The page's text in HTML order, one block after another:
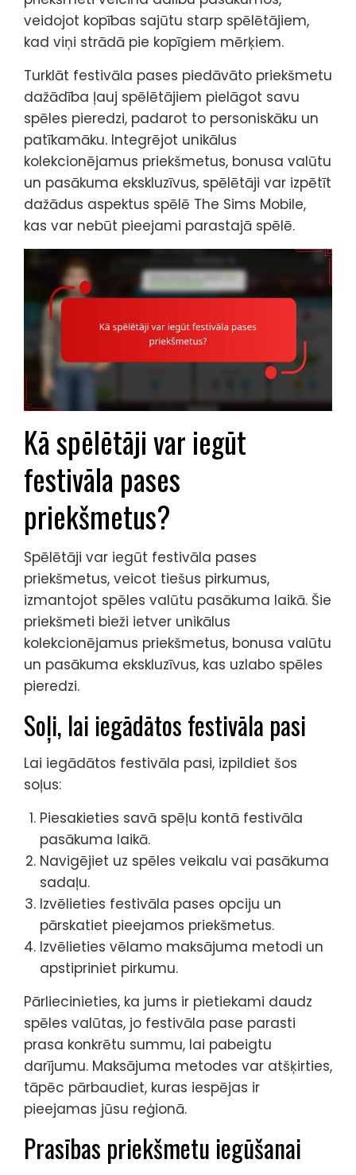
veidojot kopības sajūtu starp spēlētājiem,
kad viņi strādā pie kopīgiem mērķiem.
Turklāt festivāla pases piedāvāto priekšmetu
dažādība ļauj spēlētājiem pielāgot savu
spēles pieredzi, padarot to personiskāku un
patīkamāku. Integrējot unikālus
kolekcionējamus priekšmetus, bonusa valūtu
un pasākuma ekskluzīvus, spēlētāji var izpētīt
dažādus aspektus spēlē The Sims Mobile,
kas var nebūt pieejami parastajā spēlē.
Kā spēlētāji var iegūt
festivāla pases
priekšmetus?
Spēlētāji var iegūt festivāla pases
priekšmetus, veicot tiešus pirkumus,
izmantojot spēles valūtu pasākuma laikā. Šie
priekšmeti bieži ietver unikālus
kolekcionējamus priekšmetus, bonusa valūtu
un pasākuma ekskluzīvus, kas uzlabo spēles
pieredzi.
Soļi, lai iegādātos festivāla pasi
Lai iegādātos festivāla pasi, izpildiet šos
soļus:
Piesakieties savā spēļu kontā festivāla
pasākuma laikā.
Navigējiet uz spēles veikalu vai pasākuma
sadaļu.
Izvēlieties festivāla pases opciju un
pārskatiet pieejamos priekšmetus.
Izvēlieties vēlamo maksājuma metodi un
apstipriniet pirkumu.
Pārliecinieties, ka jums ir pietiekami daudz
spēles valūtas, jo festivāla pase parasti
prasa konkrētu summu, lai pabeigtu
darījumu. Maksājuma metodes var atšķirties,
tāpēc pārbaudiet, kuras iespējas ir
pieejamas jūsu reģionā.
Prasības priekšmetu iegūšanai